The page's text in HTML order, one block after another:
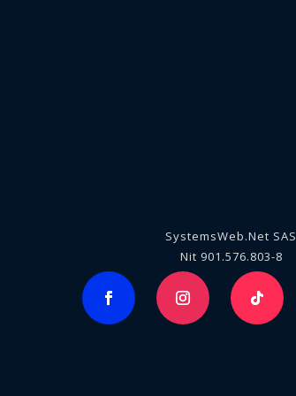
SystemsWeb.Net SAS
Nit 901.576.803-8